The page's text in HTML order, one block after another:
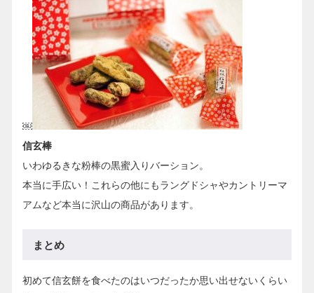
￼
信玄棒
いわゆるきな粉棒の黒蜜入りバーション。
本当に手広い！これらの他にもラングドシャやカントリーマ
アムなど本当に沢山の商品があります。
まとめ
初めて信玄餅を食べたのはいつだったか思い出せないくらい